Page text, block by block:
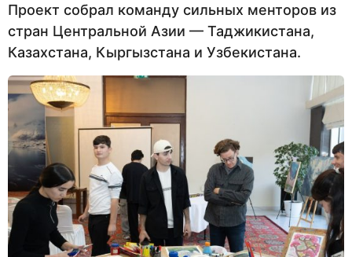
Проект собрал команду сильных менторов из
стран Центральной Азии — Таджикистана,
Казахстана, Кыргызстана и Узбекистана.